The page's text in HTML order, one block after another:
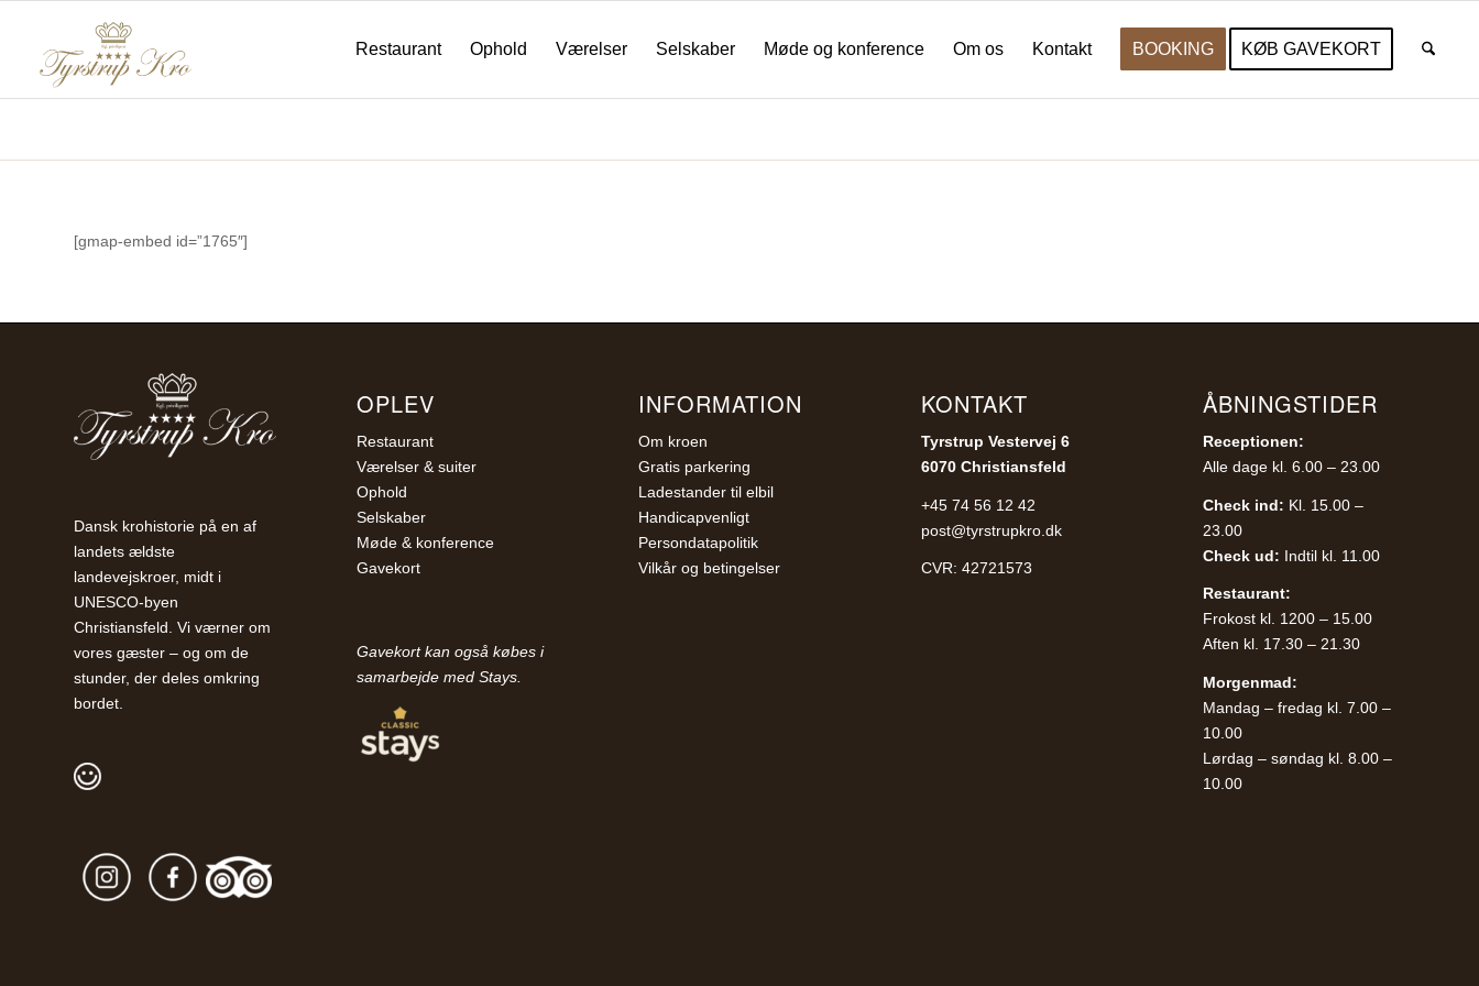
Restaurant Ophold Værelser Selskaber Møde og konference Om os Kontakt BOOKING KØB GAVEKORT
[gmap-embed id=”1765″]
Dansk krohistorie på en af
landets ældste
landevejskroer, midt i
UNESCO-byen
Christiansfeld. Vi værner om
vores gæster – og om de
stunder, der deles omkring
bordet.
OPLEV
Restaurant
Værelser & suiter
Ophold
Selskaber
Møde & konference
Gavekort
Gavekort kan også købes i
samarbejde med Stays.
INFORMATION
Om kroen
Gratis parkering
Ladestander til elbil
Handicapvenligt
Persondatapolitik
Vilkår og betingelser
KONTAKT
Tyrstrup Vestervej 6
6070 Christiansfeld
+45 74 56 12 42
post@tyrstrupkro.dk
CVR: 42721573
ÅBNINGSTIDER
Receptionen:
Alle dage kl. 6.00 – 23.00
Check ind: Kl. 15.00 –
23.00
Check ud: Indtil kl. 11.00
Restaurant:
Frokost kl. 1200 – 15.00
Aften kl. 17.30 – 21.30
Morgenmad:
Mandag – fredag kl. 7.00 –
10.00
Lørdag – søndag kl. 8.00 –
10.00